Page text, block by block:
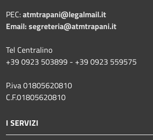
PEC:atmtrapani@legalmail.it
Email:segreteria@atmtrapani.it
Tel Centralino
+39 0923 503899 - +39 0923 559575
P.iva 01805620810
C.F.01805620810
I SERVIZI